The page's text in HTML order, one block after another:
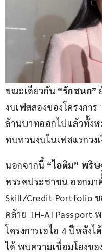
ขณะเดียวกัน “รักชนก”
งบเฟสสองของโครงการ
ล้านบาทออกไปแล้วทั้ง
ทบทวนงบในเฟสแรกวง
นอกจากนี้ “ไอติม” พริษ
พรรคประชาชน ออกมา
Skill/Credit Portfolio ข
คล้าย TH-AI Passport
โครงการเอไอ 4 ปีหลัง
ได้ พบความเชื่อมโยงข